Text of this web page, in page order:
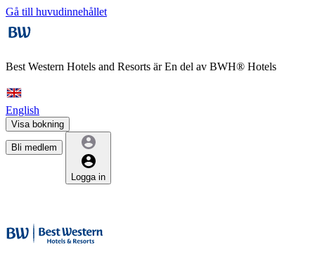
Gå till huvudinnehållet
Best Western Hotels and Resorts ärEn del av BWH® Hotels
English
Visa bokning
Bli medlem
Logga in